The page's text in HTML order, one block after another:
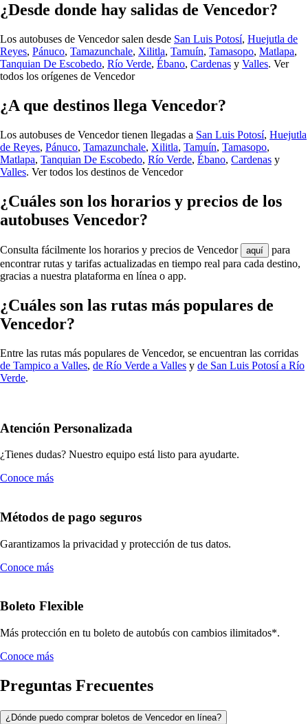
¿Desde donde hay salidas de Vencedor?
Los autobuses de Vencedor salen desde San Luis Potosí, Huejutla de
Reyes, Pánuco, Tamazunchale, Xilitla, Tamuín, Tamasopo, Matlapa,
Tanquian De Escobedo, Río Verde, Ébano, Cardenas y Valles. Ver
todos los orígenes de Vencedor
¿A que destinos llega Vencedor?
Los autobuses de Vencedor tienen llegadas a San Luis Potosí, Huejutla
de Reyes, Pánuco, Tamazunchale, Xilitla, Tamuín, Tamasopo,
Matlapa, Tanquian De Escobedo, Río Verde, Ébano, Cardenas y
Valles. Ver todos los destinos de Vencedor
¿Cuáles son los horarios y precios de los
autobuses Vencedor?
Consulta fácilmente los horarios y precios de Vencedor aquí
para
encontrar rutas y tarifas actualizadas en tiempo real para cada destino,
gracias a nuestra plataforma en línea o app.
¿Cuáles son las rutas más populares de
Vencedor?
Entre las rutas más populares de Vencedor, se encuentran las corridas
de Tampico a Valles, de Río Verde a Valles y de San Luis Potosí a Río
Verde.
Atención Personalizada
¿Tienes dudas? Nuestro equipo está listo para ayudarte.
Conoce más
Métodos de pago seguros
Garantizamos la privacidad y protección de tus datos.
Conoce más
Boleto Flexible
Más protección en tu boleto de autobús con cambios ilimitados*.
Conoce más
Preguntas Frecuentes
¿Dónde puedo comprar boletos de Vencedor en línea?